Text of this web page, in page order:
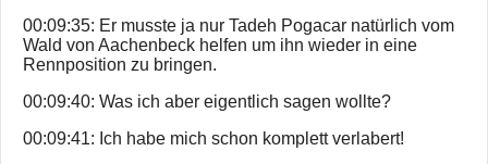
00:09:35: Er musste ja nur Tadeh Pogacar natürlich vom
Wald von Aachenbeck helfen um ihn wieder in eine
Rennposition zu bringen.
00:09:40: Was ich aber eigentlich sagen wollte?
00:09:41: Ich habe mich schon komplett verlabert!